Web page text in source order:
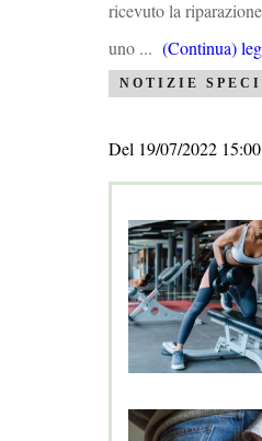
ricevuto la
uno ... (Continua)
NOTIZIE
Del 19/07/2022